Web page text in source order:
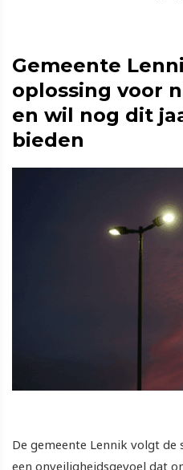
Gemeente
oplossing voor
en wil nog dit
bieden
De gemeente Lennik volgt
een onveiligheidsgevoel dat